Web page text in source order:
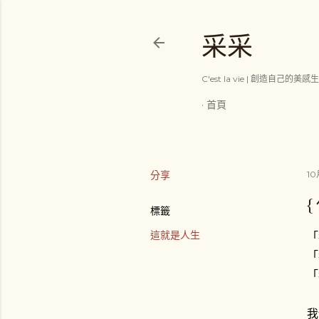
采采
C'est la vie | 創造自己的美感
首頁
分享
標籤
這就是人生
10
{